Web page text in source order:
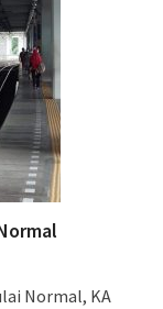
Normal, KA